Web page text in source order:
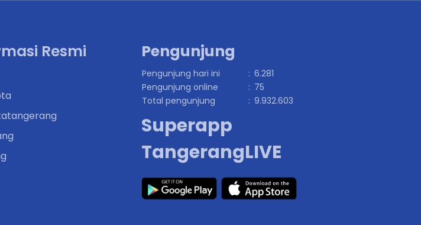
Resmi
Pengunjung
Pengunjung hari ini : 6.281
Pengunjung online
: 75
Total pengunjung
: 9.932.603
Superapp
TangerangLIVE